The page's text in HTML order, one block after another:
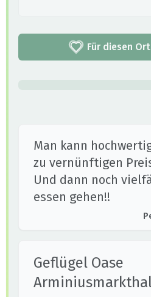
Für diesen
Man kann
zu vernünftigen
Und dann noch
essen gehen!!
Geflügel Oase